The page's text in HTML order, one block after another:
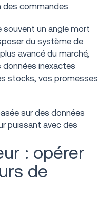
des commandes
souvent un angle mort
du système de
avancé du marché,
inexactes
stocks, vos promesses
sur des données
puissant avec des
: opérer
de